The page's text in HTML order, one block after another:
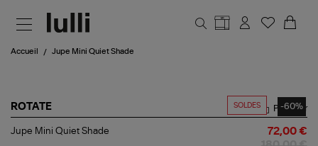
Accueil Jupe Mini Quiet Shade
SOLDES -60%
ROTATE
Jupe
Partager
Jupe Mini Quiet Shade 72,00 €